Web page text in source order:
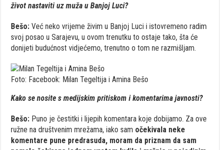
život nastaviti uz muža u Banjoj Luci?
Bešo: Već neko vrijeme živim u Banjoj Luci i istovremeno radim
svoj posao u Sarajevu, u ovom trenutku to ostaje tako, šta će
donijeti budućnost vidjećemo, trenutno o tom ne razmišljam.
Foto: Facebook: Milan Tegeltija i Amina Bešo
Kako se nosite s medijskim pritiskom i komentarima javnosti?
Bešo: Puno je čestitki i lijepih komentara koje dobijamo. Za ove
ružne na društvenim mrežama, iako sam očekivala neke
komentare pune predrasuda, moram da priznam da sam